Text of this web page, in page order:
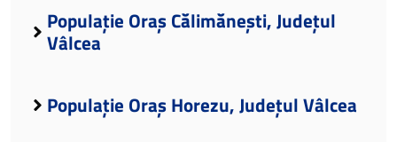
Populație Oraș Călimănești, Județul
Vâlcea
Populație Oraș Horezu, Județul Vâlcea